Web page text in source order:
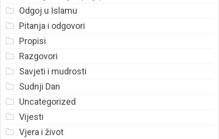
Odgoj u Islamu
Pitanja i odgovori
Propisi
Razgovori
Savjeti i mudrosti
Sudnji Dan
Uncategorized
Vijesti
Vjera i život